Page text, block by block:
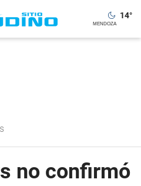
14°
no confirmó